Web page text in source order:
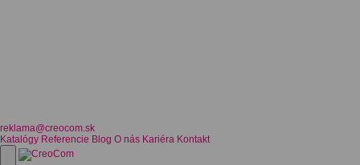
reklama@creocom.sk
Katalógy Referencie Blog O nás Kariéra Kontakt